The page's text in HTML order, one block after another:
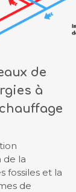
de
à
de la
fossiles et la
de